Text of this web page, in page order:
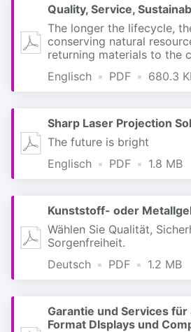
Quality, Service,
The longer the lifecycle,
conserving natural
returning materials to the
Englisch
PDF 680.3
Sharp Laser Projection
The future is bright
Englisch
PDF 1.8 MB
Kunststoff- oder
Wählen Sie Qualität,
Sorgenfreiheit.
Deutsch
PDF 1.2 MB
Garantie und Services für
Format DIsplays und